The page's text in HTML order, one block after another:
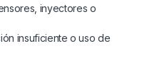
inyectores o
insuficiente o uso de